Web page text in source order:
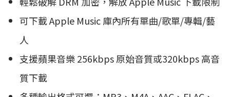
可下載 Apple Music 庫內所有單曲/歌單/專輯/藝
人
支援蘋果音樂 256kbps 原始音質或320kbps 高音
質下載